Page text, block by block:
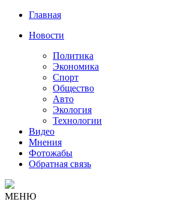
Главная
Новости
Политика
Экономика
Спорт
Общество
Авто
Экология
Технологии
Видео
Мнения
Фотожабы
Обратная связь
МЕНЮ